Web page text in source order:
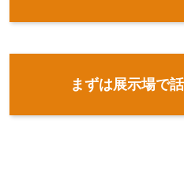
まずは展示場で